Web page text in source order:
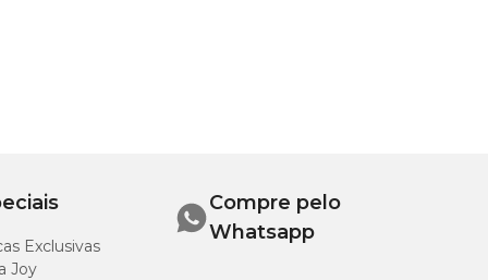
Exclusivas
Joy
Compre pelo
Whatsapp